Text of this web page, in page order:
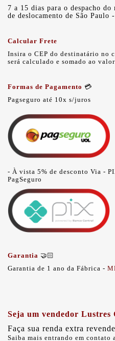
7 a 15 dias para o despacho
de deslocamento de São Paulo
Calcular Frete
Insira o CEP do destinatário no
será calculado e somado ao
Formas de Pagamento 💳
Pagseguro até 10x s/juros
- À vista 5% de desconto Via -
PagSeguro
Garantia 🤝🏻
Garantia de 1 ano da Fábrica -
Seja um vendedor Lustres
Faça sua renda extra
Saiba mais entrando em